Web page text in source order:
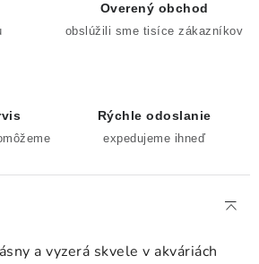
Overený obchod
obslúžili sme tisíce zákazníkov
Rýchle odoslanie
expedujeme ihneď
a vyzerá skvele v akváriách